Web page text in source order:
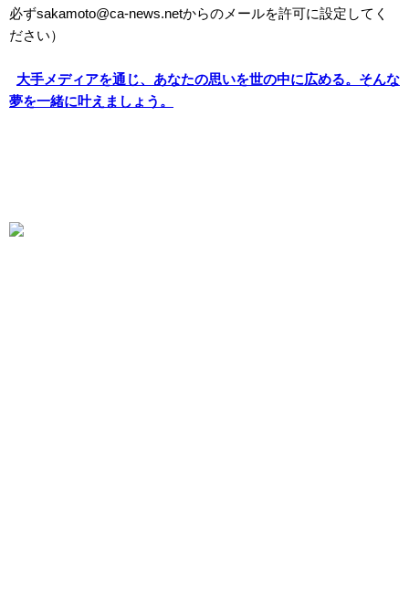
必ずsakamoto@ca-news.netからのメールを許可に設定してく
ださい）
大手メディアを通じ、あなたの思いを世の中に広める。そんな
夢を一緒に叶えましょう。